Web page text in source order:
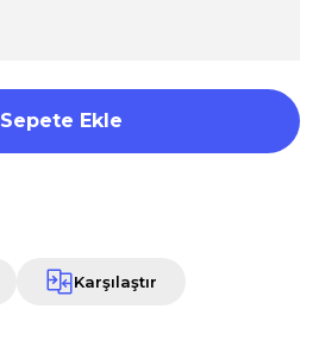
Sepete Ekle
Karşılaştır